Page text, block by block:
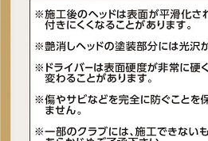
■ヘッド仕上げ：削り出し
■付属ヘッドカバー：有
■付属品：ヘッドカバー
■ロフト角(度)：3.5
■ライ角(度)：70